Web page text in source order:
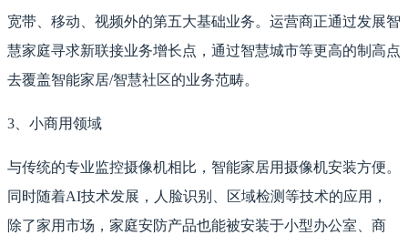
宽带、移动、视频外的第五大基础业务。运营商正通过发展智
慧家庭寻求新联接业务增长点，通过智慧城市等更高的制高点
去覆盖智能家居/智慧社区的业务范畴。
3、小商用领域
与传统的专业监控摄像机相比，智能家居用摄像机安装方便。
同时随着AI技术发展，人脸识别、区域检测等技术的应用，
除了家用市场，家庭安防产品也能被安装于小型办公室、商